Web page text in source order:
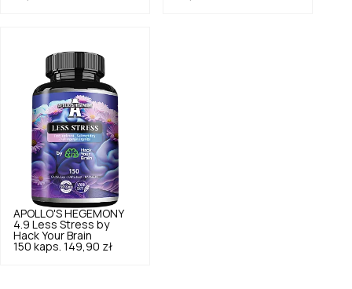
APOLLO'S HEGEMONY
4.9
Less Stress by
Hack Your Brain
150 kaps. 149,90 zł